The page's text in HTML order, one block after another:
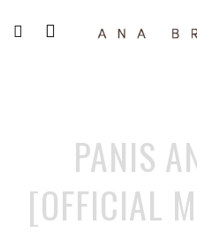
PANIS
[OFFICIAL